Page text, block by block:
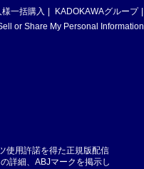
一括購入
KADOKAWAグループ
or Share My Personal Information
使用許諾を得た正規版配信
詳細、ABJマークを掲示し